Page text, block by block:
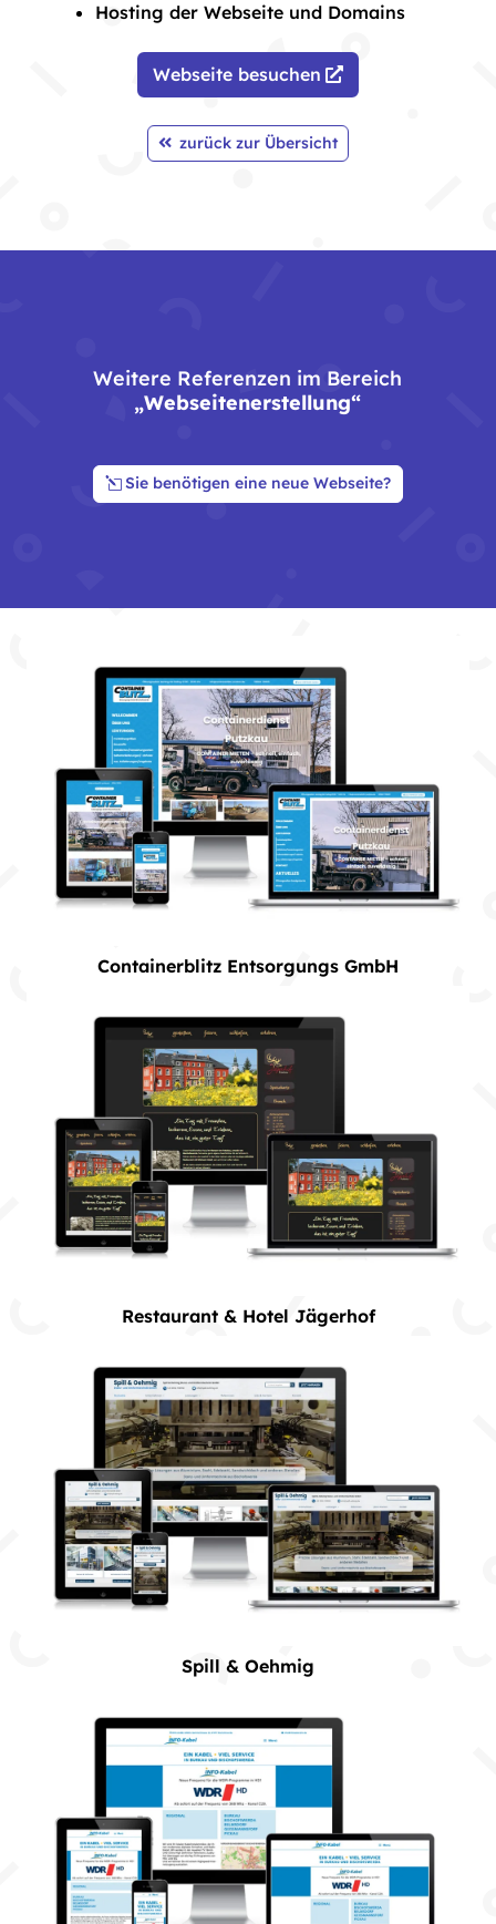
Hosting der Webseite und Domains
Webseite besuchen
zurück zur Übersicht
Weitere Referenzen im Bereich
„Webseitenerstellung“
Sie benötigen eine neue Webseite?
Containerblitz Entsorgungs GmbH
Restaurant & Hotel Jägerhof
Spill & Oehmig